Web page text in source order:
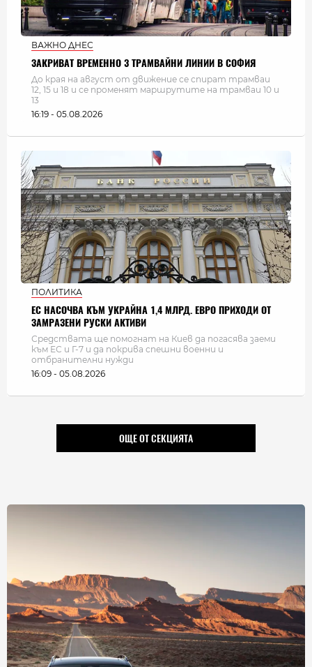
ВАЖНО ДНЕС
ЗАКРИВАТ ВРЕМЕННО 3 ТРАМВАЙНИ ЛИНИИ В СОФИЯ
До края на август от движение се спират трамваи
12, 15 и 18 и се променят маршрутите на трамваи 10 и
13
16:19 - 05.08.2026
ПОЛИТИКА
ЕС НАСОЧВА КЪМ УКРАЙНА 1,4 МЛРД. ЕВРО ПРИХОДИ ОТ
ЗАМРАЗЕНИ РУСКИ АКТИВИ
Средствата ще помогнат на Киев да погасява заеми
към ЕС и Г-7 и да покрива спешни военни и
отбранителни нужди
16:09 - 05.08.2026
ОЩЕ ОТ СЕКЦИЯТА